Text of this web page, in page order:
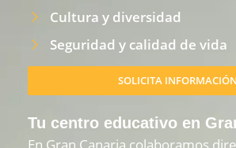
Cultura y diversidad
Seguridad y calidad de vida
SOLICITA INFORMACIÓN
Tu centro educativo en